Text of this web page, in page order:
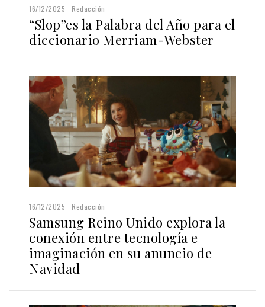
16/12/2025 Redacción
“Slop”es la Palabra del Año para el
diccionario Merriam-Webster
16/12/2025 Redacción
Samsung Reino Unido explora la
conexión entre tecnología e
imaginación en su anuncio de
Navidad